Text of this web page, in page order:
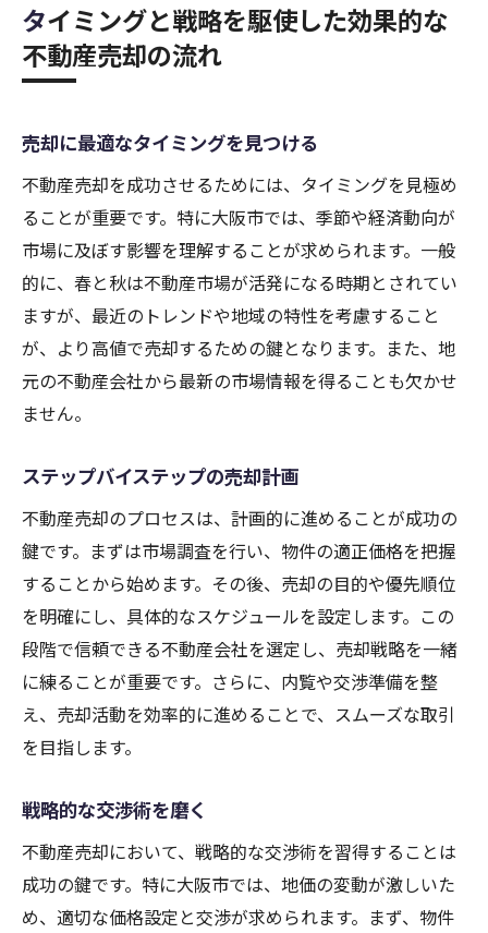
タイミングと戦略を駆使した効果的な
不動産売却の流れ
売却に最適なタイミングを見つける
不動産売却を成功させるためには、タイミングを見極め
ることが重要です。特に大阪市では、季節や経済動向が
市場に及ぼす影響を理解することが求められます。一般
的に、春と秋は不動産市場が活発になる時期とされてい
ますが、最近のトレンドや地域の特性を考慮すること
が、より高値で売却するための鍵となります。また、地
元の不動産会社から最新の市場情報を得ることも欠かせ
ません。
ステップバイステップの売却計画
不動産売却のプロセスは、計画的に進めることが成功の
鍵です。まずは市場調査を行い、物件の適正価格を把握
することから始めます。その後、売却の目的や優先順位
を明確にし、具体的なスケジュールを設定します。この
段階で信頼できる不動産会社を選定し、売却戦略を一緒
に練ることが重要です。さらに、内覧や交渉準備を整
え、売却活動を効率的に進めることで、スムーズな取引
を目指します。
戦略的な交渉術を磨く
不動産売却において、戦略的な交渉術を習得することは
成功の鍵です。特に大阪市では、地価の変動が激しいた
め、適切な価格設定と交渉が求められます。まず、物件